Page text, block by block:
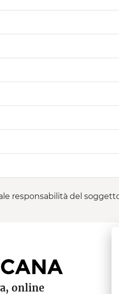
responsabilità del
online